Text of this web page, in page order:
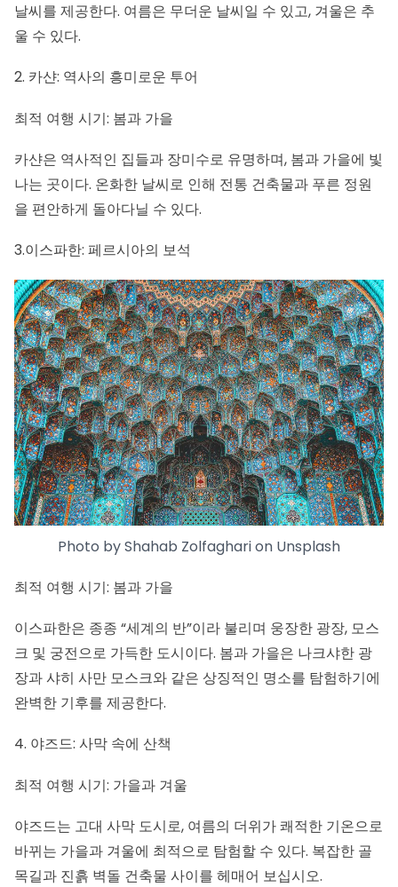
날씨를 제공한다. 여름은 무더운 날씨일 수 있고, 겨울은 추
울 수 있다.
2. 카샨: 역사의 흥미로운 투어
최적 여행 시기: 봄과 가을
카샨은 역사적인 집들과 장미수로 유명하며, 봄과 가을에 빛
나는 곳이다. 온화한 날씨로 인해 전통 건축물과 푸른 정원
을 편안하게 돌아다닐 수 있다.
3.이스파한: 페르시아의 보석
Photo byShahab Zolfagharion Unsplash
최적 여행 시기: 봄과 가을
이스파한은 종종 “세계의 반”이라 불리며 웅장한 광장, 모스
크 및 궁전으로 가득한 도시이다. 봄과 가을은 나크샤한 광
장과샤히 사만 모스크와 같은 상징적인 명소를 탐험하기에
완벽한 기후를 제공한다.
4. 야즈드: 사막 속에 산책
최적 여행 시기: 가을과 겨울
야즈드는 고대 사막 도시로, 여름의 더위가 쾌적한 기온으로
바뀌는 가을과 겨울에 최적으로 탐험할 수 있다. 복잡한 골
목길과 진흙 벽돌 건축물 사이를 헤매어 보십시오.